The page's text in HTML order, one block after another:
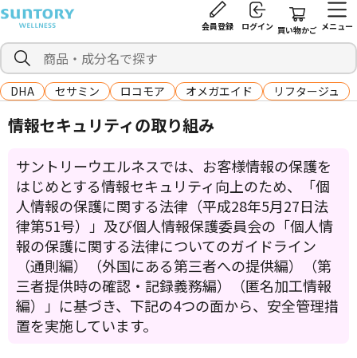
会員登録 ログイン 買い物かご メニュー
DHA セサミン ロコモア オメガエイド リフタージュ
情報セキュリティの取り組み
サントリーウエルネスでは、お客様情報の保護を
はじめとする情報セキュリティ向上のため、「個
人情報の保護に関する法律（平成28年5月27日法
律第51号）」及び個人情報保護委員会の「個人情
報の保護に関する法律についてのガイドライン
（通則編）（外国にある第三者への提供編）（第
三者提供時の確認・記録義務編）（匿名加工情報
編）」に基づき、下記の4つの面から、安全管理措
置を実施しています。